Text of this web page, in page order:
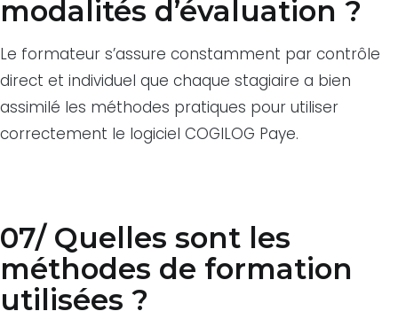
modalités d’évaluation ?
Le formateur s’assure constamment par contrôle
direct et individuel que chaque stagiaire a bien
assimilé les méthodes pratiques pour utiliser
correctement le logiciel COGILOG Paye.
07/ Quelles sont les
méthodes de formation
utilisées ?